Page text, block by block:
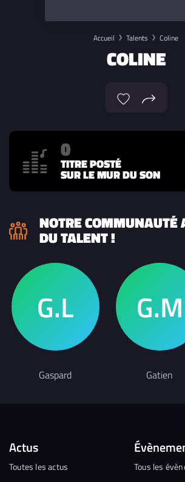
Accueil Talents Coline
COLINE
0
TITRE POSTÉ
SUR LE MUR DU SON
NOTRE COMMUNAUTÉ
DU TALENT !
Gaspard Gatien
Actus
Toutes les actus Tous les